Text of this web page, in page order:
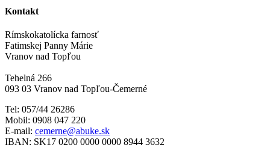
Kontakt
Rímskokatolícka farnosť
Fatimskej Panny Márie
Vranov nad Topľou
Tehelná 266
093 03 Vranov nad Topľou-Čemerné
Tel: 057/44 26286
Mobil: 0908 047 220
E-mail: cemerne@abuke.sk
IBAN: SK17 0200 0000 0000 8944 3632